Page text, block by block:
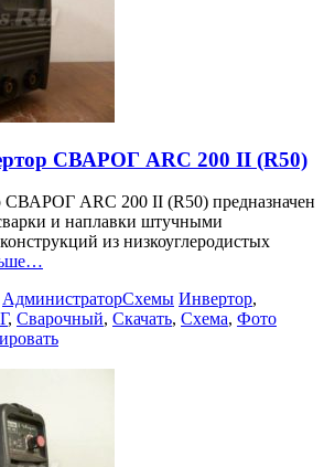
СВАРОГ ARC 200 II (R50)
СВАРОГ ARC 200 II (R50) предназначен
и наплавки штучными
из низкоуглеродистых
АдминистраторСхемы Инвертор,
, Сварочный, Скачать, Схема, Фото